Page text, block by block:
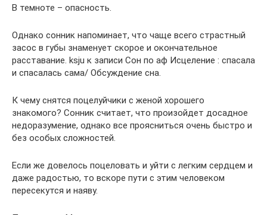
В темноте – опасность.
Однако сонник напоминает, что чаще всего страстный
засос в губы знаменует скорое и окончательное
расставание. ksju к записи Сон по аф Исцеление : спасала
и спасалась сама/ Обсуждение сна.
К чему снятся поцелуйчики с женой хорошего
знакомого? Сонник считает, что произойдет досадное
недоразумение, однако все проясниться очень быстро и
без особых сложностей.
Если же довелось поцеловать и уйти с легким сердцем и
даже радостью, то вскоре пути с этим человеком
пересекутся и наяву.